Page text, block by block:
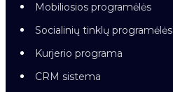
Mobiliosios programėlės
Socialinių tinklų programėlės
Kurjerio programa
CRM sistema